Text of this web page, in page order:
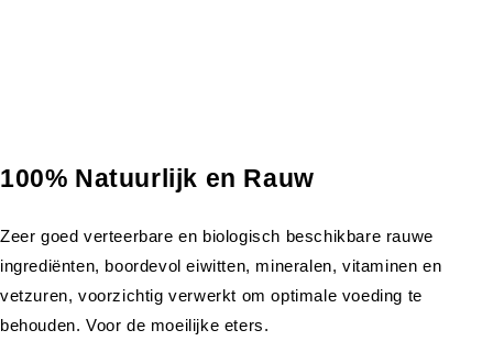
100% Natuurlijk en Rauw
Zeer goed verteerbare en biologisch beschikbare rauwe
ingrediënten, boordevol eiwitten, mineralen, vitaminen en
vetzuren, voorzichtig verwerkt om optimale voeding te
behouden. Voor de moeilijke eters.